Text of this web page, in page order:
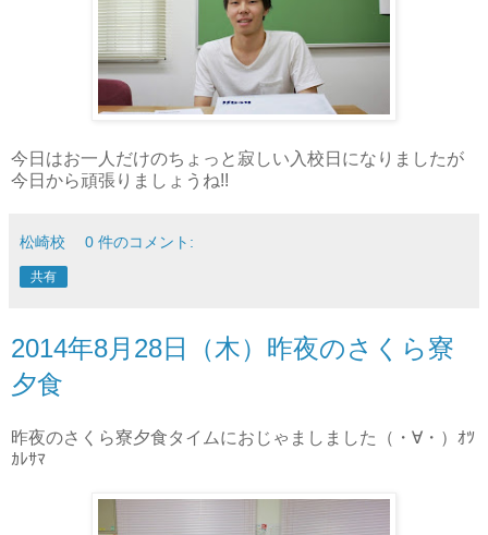
今日はお一人だけのちょっと寂しい入校日になりましたが
今日から頑張りましょうね!!
松崎校 0 件のコメント:
共有
2014年8月28日（木）昨夜のさくら寮
夕食
昨夜のさくら寮夕食タイムにおじゃましました（・∀・）ｵﾂ
ｶﾚｻﾏ